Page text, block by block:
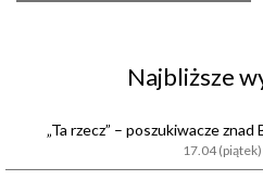
Najbliższe
„Ta rzecz” – poszukiwacze
17.04